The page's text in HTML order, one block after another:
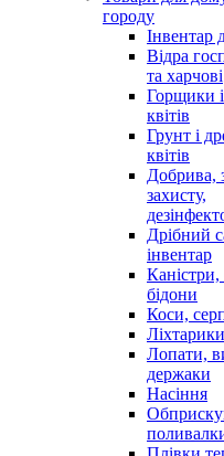
городу
Інвентар
Відра
та харчові
Горщики
квітів
Грунт і
квітів
Добрива,
захисту,
Дрібний
інвентар
Каністри,
бідони
Коси,
Ліхтарики
Лопати,
держаки
Насіння